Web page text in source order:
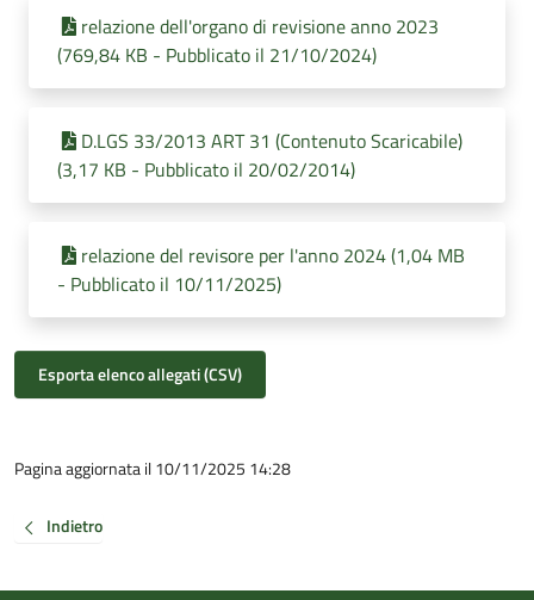
relazione dell'organo di revisione anno 2023
(769,84 KB - Pubblicato il 21/10/2024)
D.LGS 33/2013 ART 31 (Contenuto Scaricabile)
(3,17 KB - Pubblicato il 20/02/2014)
relazione del revisore per l'anno 2024 (1,04 MB
- Pubblicato il 10/11/2025)
Esporta elenco allegati (CSV)
Pagina aggiornata il 10/11/2025 14:28
Indietro